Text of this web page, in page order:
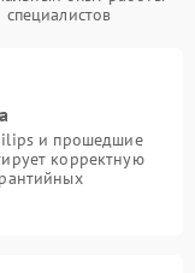
специалистов
и прошедшие
корректную